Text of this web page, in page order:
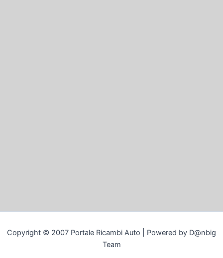
Copyright © 2007 Portale Ricambi Auto | Powered by D@nbig
Team